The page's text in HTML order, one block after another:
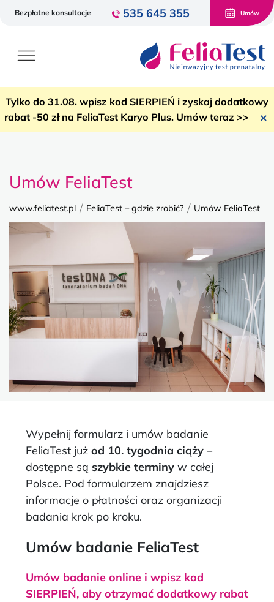
Bezpłatne konsultacje 535 645 355 Umów
Tylko do 31.08. wpisz kod SIERPIEŃ i zyskaj dodatkowy
rabat -50 zł na FeliaTest Karyo Plus. Umów teraz >>
www.feliatest.pl / FeliaTest – gdzie zrobić? / Umów FeliaTest
Umów FeliaTest
Wypełnij formularz i umów badanie
FeliaTest już od 10. tygodnia ciąży –
dostępne są szybkie terminy w całej
Polsce. Pod formularzem znajdziesz
informacje o płatności oraz organizacji
badania krok po kroku.
Umów badanie FeliaTest
Umów badanie online i wpisz kod
SIERPIEŃ, aby otrzymać dodatkowy rabat